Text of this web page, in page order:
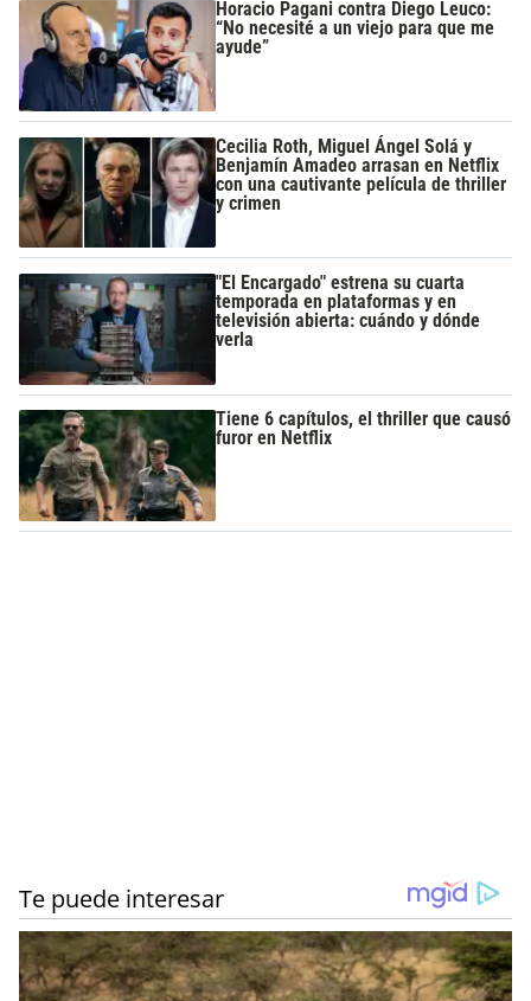
Horacio Pagani contra Diego Leuco:
“No necesité a un viejo para que me
ayude”
Cecilia Roth, Miguel Ángel Solá y
Benjamín Amadeo arrasan en Netflix
con una cautivante película de thriller
y crimen
"El Encargado" estrena su cuarta
temporada en plataformas y en
televisión abierta: cuándo y dónde
verla
Tiene 6 capítulos, el thriller que causó
furor en Netflix